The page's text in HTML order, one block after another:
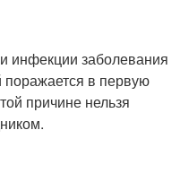
инфекции заболевания
поражается в первую
причине нельзя